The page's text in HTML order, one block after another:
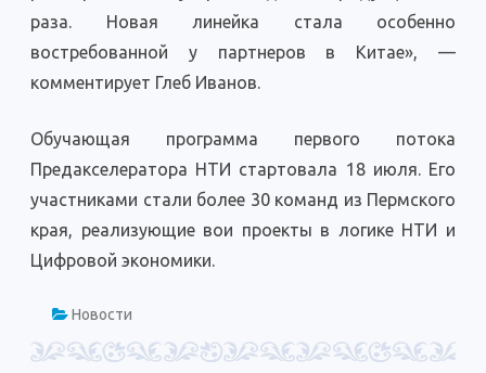
раза. Новая линейка стала особенно
востребованной у партнеров в Китае», —
комментирует Глеб Иванов.
Обучающая программа первого потока
Предакселератора НТИ стартовала 18 июля. Его
участниками стали более 30 команд из Пермского
края, реализующие вои проекты в логике НТИ и
Цифровой экономики.
Новости